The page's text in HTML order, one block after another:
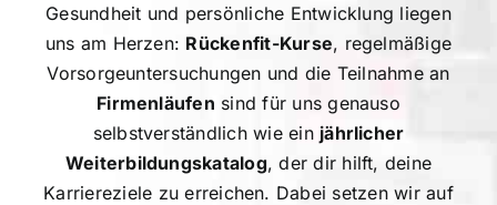
Gesundheit und persönliche Entwicklung liegen
uns am Herzen: Rückenfit-Kurse, regelmäßige
Vorsorgeuntersuchungen und die Teilnahme an
Firmenläufen sind für uns genauso
selbstverständlich wie ein jährlicher
Weiterbildungskatalog, der dir hilft, deine
Karriereziele zu erreichen. Dabei setzen wir auf